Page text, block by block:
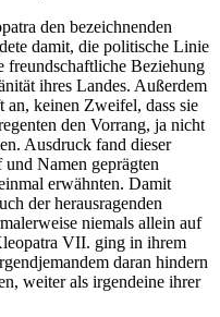
den bezeichnenden
damit, die politische Linie
freundschaftliche Beziehung
ihres Landes. Außerdem
an, keinen Zweifel, dass sie
den Vorrang, ja nicht
Ausdruck fand dieser
Namen geprägten
erwähnten. Damit
der herausragenden
niemals allein auf
VII. ging in ihrem
daran hindern
weiter als irgendeine ihrer